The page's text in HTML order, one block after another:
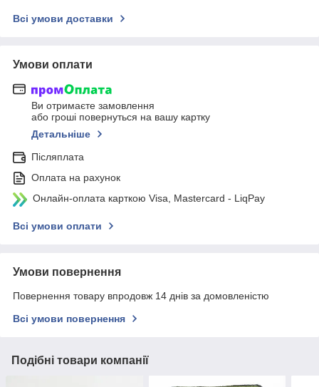
Всі умови доставки
Умови оплати
Ви отримаєте замовлення
або гроші повернуться на вашу картку
Детальніше
Післяплата
Оплата на рахунок
Онлайн-оплата карткою Visa, Mastercard - LiqPay
Всі умови оплати
Умови повернення
Повернення товару впродовж 14 днів за домовленістю
Всі умови повернення
Подібні товари компанії